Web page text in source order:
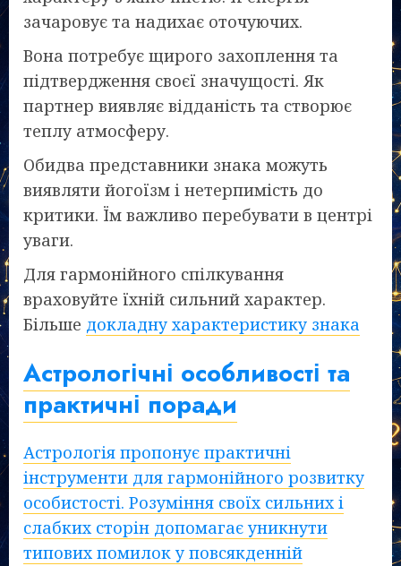
зачаровує та надихає оточуючих.
Вона потребує щирого захоплення та
підтвердження своєї значущості. Як
партнер виявляє відданість та створює
теплу атмосферу.
Обидва представники знака можуть
виявляти йогоїзм і нетерпимість до
критики. Їм важливо перебувати в центрі
уваги.
Для гармонійного спілкування
враховуйте їхній сильний характер.
Більше докладну характеристику знака
Астрологічні особливості та
практичні поради
Астрологія пропонує практичні
інструменти для гармонійного розвитку
особистості. Розуміння своїх сильних і
слабких сторін допомагає уникнути
типових помилок у повсякденній